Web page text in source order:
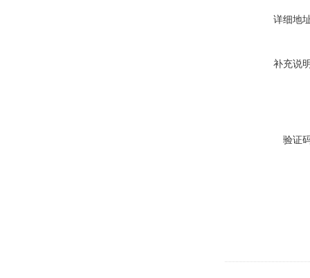
详细地
补充说
验证